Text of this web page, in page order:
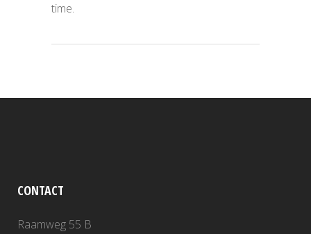
time.
CONTACT
Raamweg 55 B